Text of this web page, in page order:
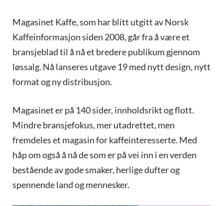
Magasinet Kaffe, som har blitt utgitt av Norsk
Kaffeinformasjon siden 2008, går fra å være et
bransjeblad til å nå et bredere publikum gjennom
løssalg. Nå lanseres utgave 19 med nytt design, nytt
format og ny distribusjon.
Magasinet er på 140 sider, innholdsrikt og flott.
Mindre bransjefokus, mer utadrettet, men
fremdeles et magasin for kaffeinteresserte. Med
håp om også å nå de som er på vei inn i en verden
bestående av gode smaker, herlige dufter og
spennende land og mennesker.